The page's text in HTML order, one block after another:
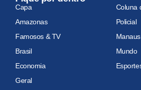
Capa
Coluna
Amazonas
Policial
Famosos & TV
Manaus
Brasil
Mundo
Economia
Geral